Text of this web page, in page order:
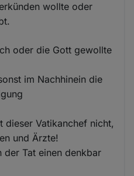
wollte oder
oder die Gott gewollte
im Nachhinein die
dieser Vatikanchef nicht,
und Ärzte!
der Tat einen denkbar